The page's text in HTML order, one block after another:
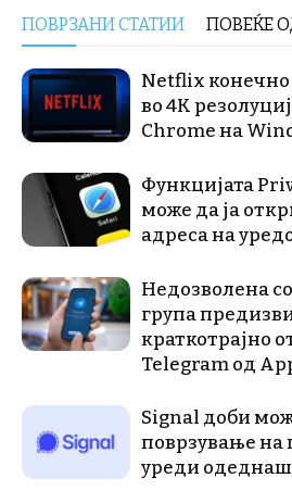
ПОВРЗАНИ СТАТИИ ПОВЕЌЕ
Netflix конечно
во 4K
Chrome на
Функцијата
може да ја
адреса на
Недозволена
група
краткотрајно
Telegram од
Signal доби
поврзување на
уреди одеднаш